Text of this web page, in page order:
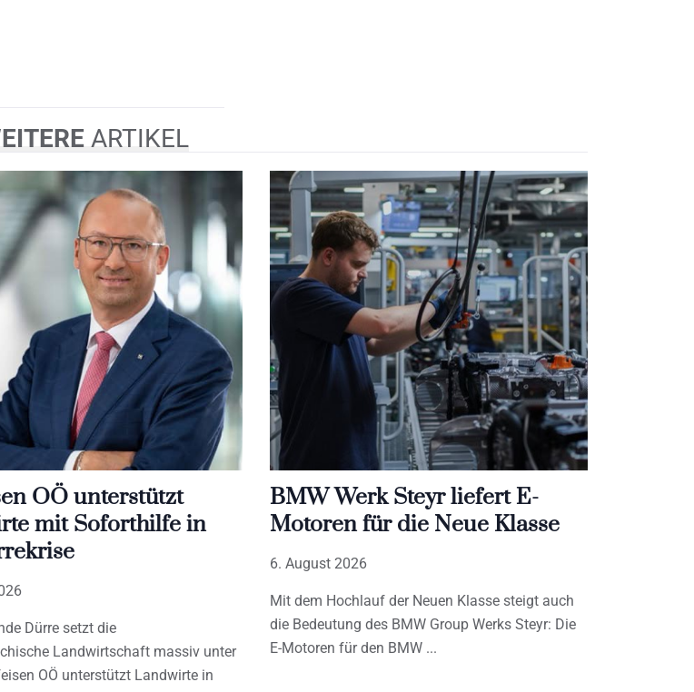
ARTIKEL
OÖ unterstützt
mit Soforthilfe in
Dürre setzt die
Landwirtschaft massiv unter
OÖ unterstützt Landwirte in
BMW Werk Steyr liefert E-
Motoren für die Neue Klasse
6. August 2026
Mit dem Hochlauf der Neuen Klasse steigt auch
die Bedeutung des BMW Group Werks Steyr: Die
E-Motoren für den BMW